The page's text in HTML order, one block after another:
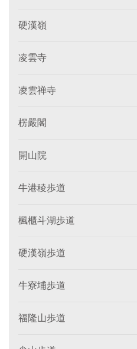
硬漢嶺
凌雲寺
凌雲禅寺
楞嚴閣
開山院
牛港稜歩道
楓櫃斗湖歩道
硬漢嶺歩道
牛寮埔歩道
福隆山歩道